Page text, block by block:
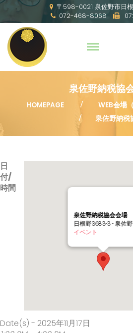
〒598-0021 泉佐野市日
072-468-8068
泉佐野納税協
HOMEPAGE
WEB会場
泉佐野納税
泉佐野納税協会会場
日根野3683-3 - 泉佐
イベント
日
付/
時間
Date(s) - 2025年11月17日